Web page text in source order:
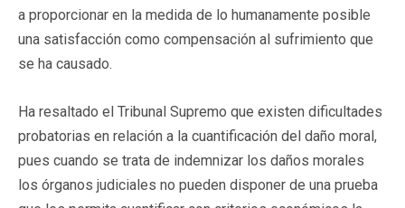
a proporcionar en la medida de lo humanamente posible
una satisfacción como compensación al sufrimiento que
se ha causado.
Ha resaltado el Tribunal Supremo que existen dificultades
probatorias en relación a la cuantificación del daño moral,
pues cuando se trata de indemnizar los daños morales
los órganos judiciales no pueden disponer de una prueba